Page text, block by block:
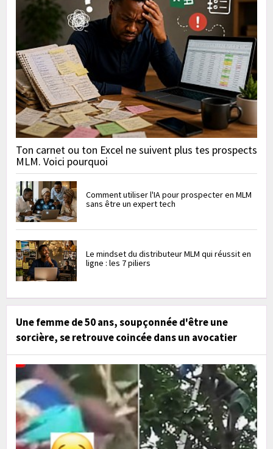
Ton carnet ou ton Excel ne suivent plus tes prospects
MLM. Voici pourquoi
Comment utiliser l'IA pour prospecter en MLM
sans être un expert tech
Le mindset du distributeur MLM qui réussit en
ligne : les 7 piliers
Une femme de 50 ans, soupçonnée d'être une
sorcière, se retrouve coincée dans un avocatier